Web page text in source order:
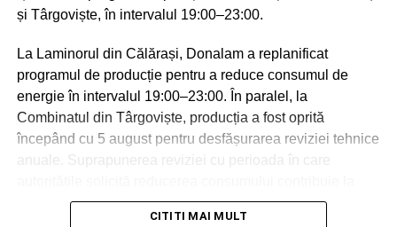
La finalul sfintei slujbe, IPS Nifon – Arhiepiscopul și
Mitropolitul Târgoviștei va premia elevii care au obținut
primele locuri la etapa județeană a Olimpiadei Naționale
de Religie și a Olimpiadei Naționale Interdisciplinare
„Cultură și spiritualitate românească”, împreună cu
profesorii coordonatori.
și Târgoviște, în intervalul 19:00–23:00.
La Laminorul din Călărași, Donalam a replanificat
programul de producție pentru a reduce consumul de
energie în intervalul 19:00–23:00. În paralel, la
Combinatul din Târgoviște, producția a fost oprită
începând cu 5 august pentru desfășurarea reviziei tehnice
anuale. Suprapunerea reviziei cu perioada în care
diminuarea sarcinii asupra sistemului energetic național.
CITITI MAI MULT